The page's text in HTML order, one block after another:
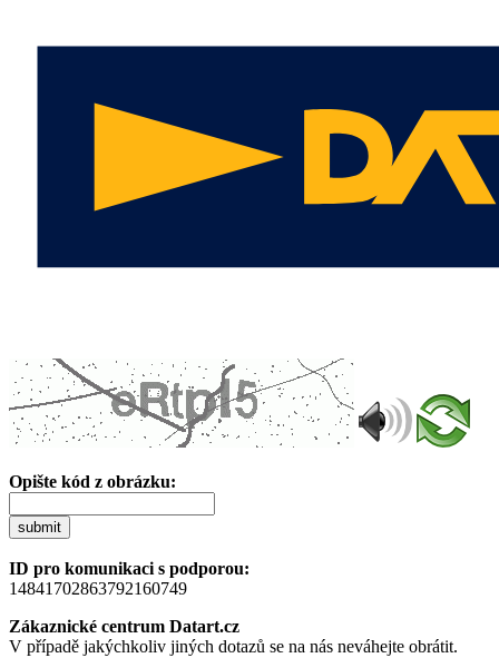
Opište kód z obrázku:
submit
ID pro komunikaci s podporou:
14841702863792160749
Zákaznické centrum Datart.cz
V případě jakýchkoliv jiných dotazů se na nás neváhejte obrátit.